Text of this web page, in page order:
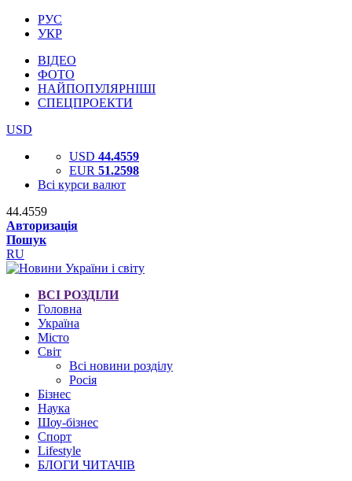
РУС
УКР
ВІДЕО
ФОТО
НАЙПОПУЛЯРНІШІ
СПЕЦПРОЕКТИ
USD
USD 44.4559
EUR 51.2598
Всі курси валют
44.4559
Авторизація
Пошук
RU
ВСІ РОЗДІЛИ
Головна
Україна
Місто
Світ
Всі новини розділу
Росія
Бізнес
Наука
Шоу-бізнес
Спорт
Lifestyle
БЛОГИ ЧИТАЧІВ